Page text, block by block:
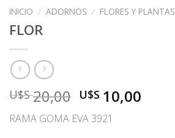
INICIO / ADORNOS / FLORES Y PLANTAS
FLOR
U$S20,00 El
precio
original
U$S 10,00
RAMA GOMA EVA 3921